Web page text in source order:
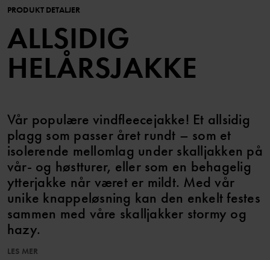
PRODUKT DETALJER
ALLSIDIG
HELÅRSJAKKE
Vår populære vindfleecejakke! Et allsidig
plagg som passer året rundt – som et
isolerende mellomlag under skalljakken på
vår- og høstturer, eller som en behagelig
ytterjakke når været er mildt. Med vår
unike knappeløsning kan den enkelt festes
sammen med våre skalljakker stormy og
hazy.
LES MER